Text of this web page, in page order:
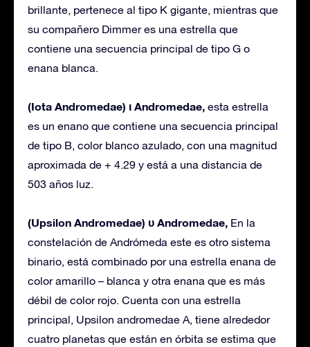
brillante, pertenece al tipo K gigante, mientras que
su compañero Dimmer es una estrella que
contiene una secuencia principal de tipo G o
enana blanca.
(Iota Andromedae) ι Andromedae, esta estrella
es un enano que contiene una secuencia principal
de tipo B, color blanco azulado, con una magnitud
aproximada de + 4.29 y está a una distancia de
503 años luz.
(Upsilon Andromedae) υ Andromedae, En la
constelación de Andrómeda este es otro sistema
binario, está combinado por una estrella enana de
color amarillo – blanca y otra enana que es más
débil de color rojo. Cuenta con una estrella
principal, Upsilon andromedae A, tiene alrededor
cuatro planetas que están en órbita se estima que